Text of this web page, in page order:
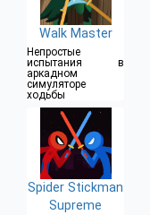
Walk Master
Непростые
испытания в
аркадном
симуляторе
ходьбы
Spider Stickman
Supreme